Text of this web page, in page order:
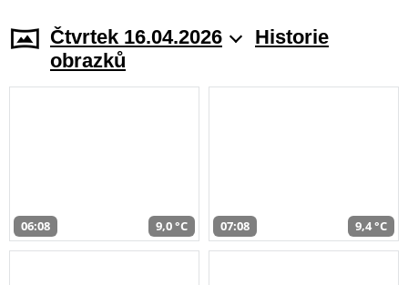
Čtvrtek 16.04.2026
Historie
obrazků
06:08 9,0 °C 07:08 9,4 °C